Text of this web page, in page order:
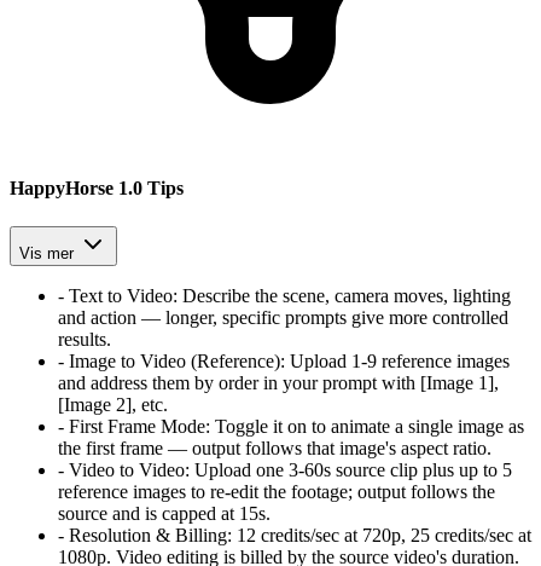
HappyHorse 1.0 Tips
Vis mer
- Text to Video: Describe the scene, camera moves, lighting
and action — longer, specific prompts give more controlled
results.
- Image to Video (Reference): Upload 1-9 reference images
and address them by order in your prompt with [Image 1],
[Image 2], etc.
- First Frame Mode: Toggle it on to animate a single image as
the first frame — output follows that image's aspect ratio.
- Video to Video: Upload one 3-60s source clip plus up to 5
reference images to re-edit the footage; output follows the
source and is capped at 15s.
- Resolution & Billing: 12 credits/sec at 720p, 25 credits/sec at
1080p. Video editing is billed by the source video's duration.